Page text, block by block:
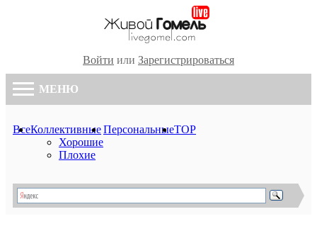
Войти или Зарегистрироваться
МЕНЮ
ВсеКоллективные
Хорошие
Плохие
ПерсональныеTOP